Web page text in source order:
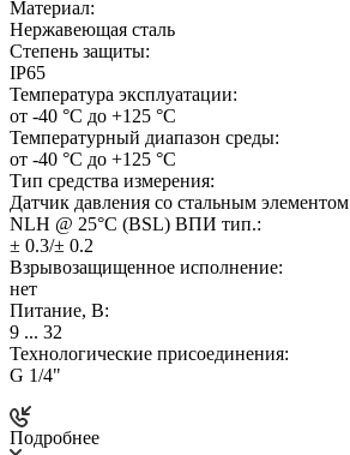
Материал:
Нержавеющая сталь
Степень защиты:
IP65
Температура эксплуатации:
от -40 °C до +125 °C
Температурный диапазон среды:
от -40 °C до +125 °C
Тип средства измерения:
Датчик давления со стальным элементом
NLH @ 25°C (BSL) ВПИ тип.:
± 0.3/± 0.2
Взрывозащищенное исполнение:
нет
Питание, В:
9 ... 32
Технологические присоединения:
G 1/4"
Подробнее